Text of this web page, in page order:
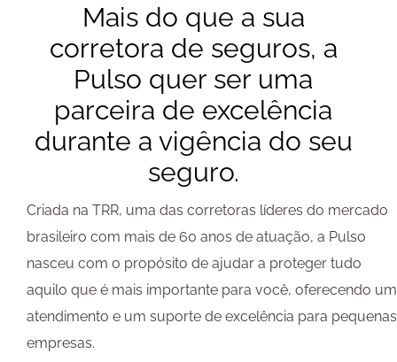
Mais do que a sua
corretora de seguros, a
Pulso quer ser uma
parceira de excelência
durante a vigência do seu
seguro.
Criada na TRR, uma das corretoras líderes do mercado
brasileiro com mais de 60 anos de atuação, a Pulso
nasceu com o propósito de ajudar a proteger tudo
aquilo que é mais importante para você, oferecendo um
atendimento e um suporte de excelência para pequenas
empresas.